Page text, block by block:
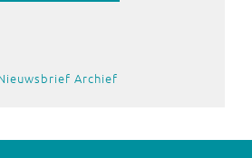
Archief